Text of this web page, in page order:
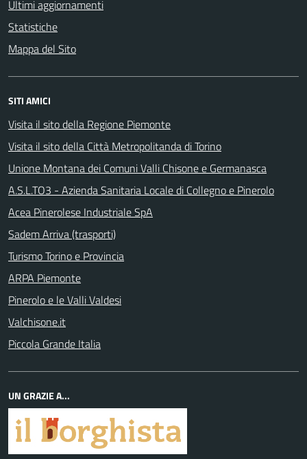
Ultimi aggiornamenti
Statistiche
Mappa del Sito
SITI AMICI
Visita il sito della Regione Piemonte
Visita il sito della Città Metropolitanda di Torino
Unione Montana dei Comuni Valli Chisone e Germanasca
A.S.L.TO3 - Azienda Sanitaria Locale di Collegno e Pinerolo
Acea Pinerolese Industriale SpA
Sadem Arriva (trasporti)
Turismo Torino e Provincia
ARPA Piemonte
Pinerolo e le Valli Valdesi
Valchisone.it
Piccola Grande Italia
UN GRAZIE A...